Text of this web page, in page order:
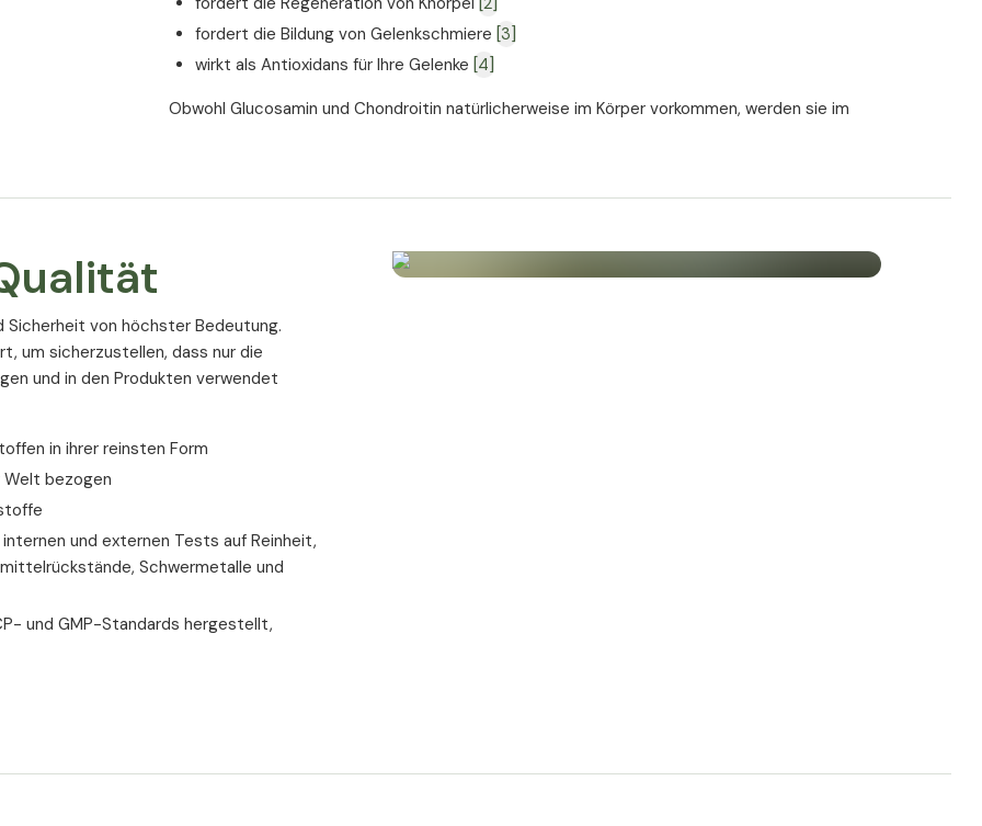
fordert die Bildung von Gelenkschmiere [3]
wirkt als Antioxidans für Ihre Gelenke [4]
Obwohl Glucosamin und Chondroitin natürlicherweise im Körper vorkommen, werden sie im
MSM ist eine natürliche Substanz, die Schwefel enthält und in den USA seit Jahren zur
die Bildung von Knochenzellen stimuliert
die Regeneration von Knorpel unterstützt
beeinflussen.
Knorpel bestehen zum größten Teil aus Kollagen, weshalb Vitamin C in jeder guten
Manganspiegel haben.[10]
Sicherheit von höchster Bedeutung.
um sicherzustellen, dass nur die
und in den Produkten verwendet
in ihrer reinsten Form
bezogen
und externen Tests auf Reinheit,
Schwermetalle und
und GMP-Standards hergestellt,